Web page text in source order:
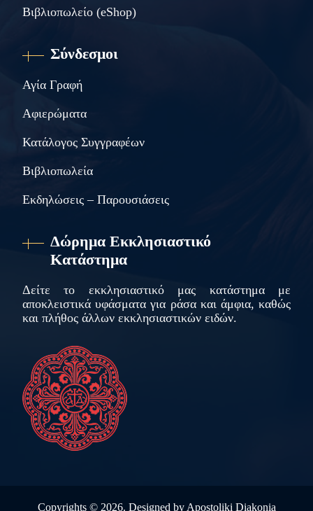
Βιβλιοπωλείο (eShop)
Σύνδεσμοι
Αγία Γραφή
Αφιερώματα
Κατάλογος Συγγραφέων
Βιβλιοπωλεία
Εκδηλώσεις – Παρουσιάσεις
Δώρημα Εκκλησιαστικό
Κατάστημα
Δείτε το εκκλησιαστικό μας κατάστημα με
αποκλειστικά υφάσματα για ράσα και άμφια, καθώς
και πλήθος άλλων εκκλησιαστικών ειδών.
Copyrights © 2026. Designed by Apostoliki Diakonia